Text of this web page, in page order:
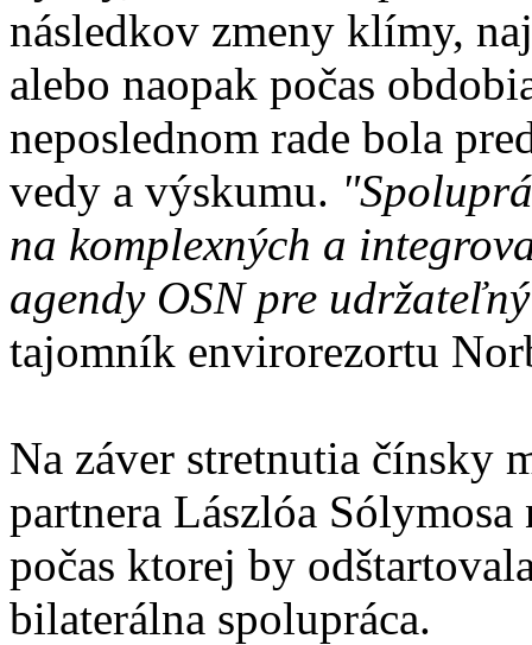
následkov zmeny klímy,
alebo naopak počas
neposlednom rade bola
vedy a výskumu.
na komplexných a
agendy OSN pre
tajomník envirorezortu
Na záver stretnutia čínsky
partnera Lászlóa
počas ktorej by
bilaterálna spolupráca.